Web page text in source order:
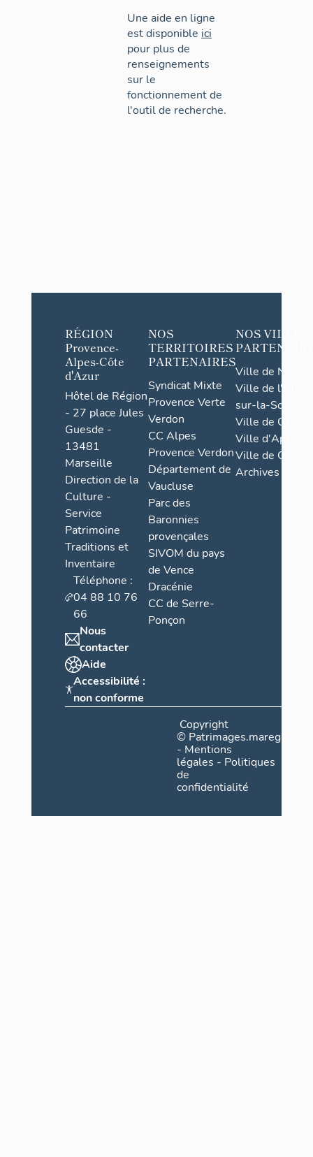
Une aide en ligne
est disponible ici
pour plus de
renseignements
sur le
fonctionnement de
l'outil de recherche.
RÉGION
Provence-
Alpes-Côte
d'Azur
Hôtel de Région
- 27 place Jules
Guesde -
13481
Marseille
Direction de la
Culture -
Service
Patrimoine
Traditions et
Inventaire
Téléphone :
04 88 10 76
66
Nous
contacter
Aide
Accessibilité :
non conforme
NOS
TERRITOIRES
PARTENAIRES
Syndicat Mixte
Provence Verte
Verdon
CC Alpes
Provence Verdon
Département de
Vaucluse
Parc des
Baronnies
provençales
SIVOM du pays
de Vence
Dracénie
CC de Serre-
Ponçon
NOS VILLES
Ville de Nice
Ville de l'Isle-
sur-la-Sorgue
Ville de Grasse
Ville d'Apt
Ville de
Archives
Copyright
©
- Mentions
légales - Politiques
de
confidentialité